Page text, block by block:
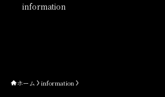
information
ホーム information